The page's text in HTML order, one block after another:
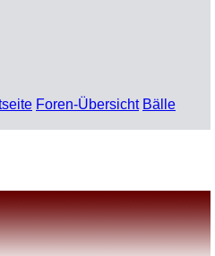
Foren-Übersicht Bälle